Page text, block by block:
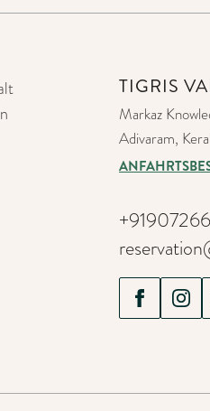
TIGRIS
Markaz
Adivaram,